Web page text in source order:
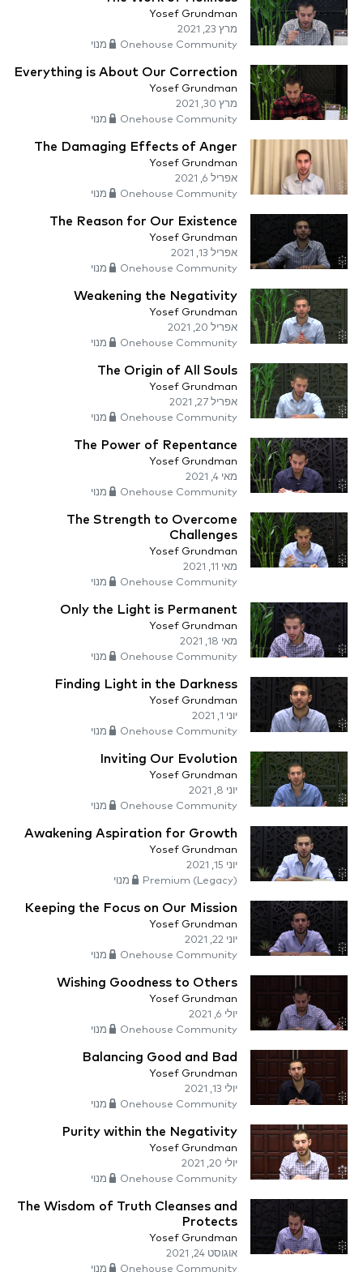
Yosef Grundman
מרץ 23, 2021
Onehouse Community מנוי
Everything is About Our Correction
Yosef Grundman
מרץ 30, 2021
Onehouse Community מנוי
The Damaging Effects of Anger
Yosef Grundman
אפריל 6, 2021
Onehouse Community מנוי
The Reason for Our Existence
Yosef Grundman
אפריל 13, 2021
Onehouse Community מנוי
Weakening the Negativity
Yosef Grundman
אפריל 20, 2021
Onehouse Community מנוי
The Origin of All Souls
Yosef Grundman
אפריל 27, 2021
Onehouse Community מנוי
The Power of Repentance
Yosef Grundman
מאי 4, 2021
Onehouse Community מנוי
The Strength to Overcome
Challenges
Yosef Grundman
מאי 11, 2021
Onehouse Community מנוי
Only the Light is Permanent
Yosef Grundman
מאי 18, 2021
Onehouse Community מנוי
Finding Light in the Darkness
Yosef Grundman
יוני 1, 2021
Onehouse Community מנוי
Inviting Our Evolution
Yosef Grundman
יוני 8, 2021
Onehouse Community מנוי
Awakening Aspiration for Growth
Yosef Grundman
יוני 15, 2021
Premium (Legacy) מנוי
Keeping the Focus on Our Mission
Yosef Grundman
יוני 22, 2021
Onehouse Community מנוי
Wishing Goodness to Others
Yosef Grundman
יולי 6, 2021
Onehouse Community מנוי
Balancing Good and Bad
Yosef Grundman
יולי 13, 2021
Onehouse Community מנוי
Purity within the Negativity
Yosef Grundman
יולי 20, 2021
Onehouse Community מנוי
The Wisdom of Truth Cleanses and
Protects
Yosef Grundman
אוגוסט 24, 2021
Onehouse Community מנוי